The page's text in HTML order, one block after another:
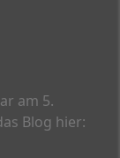
am 5.
Blog hier: